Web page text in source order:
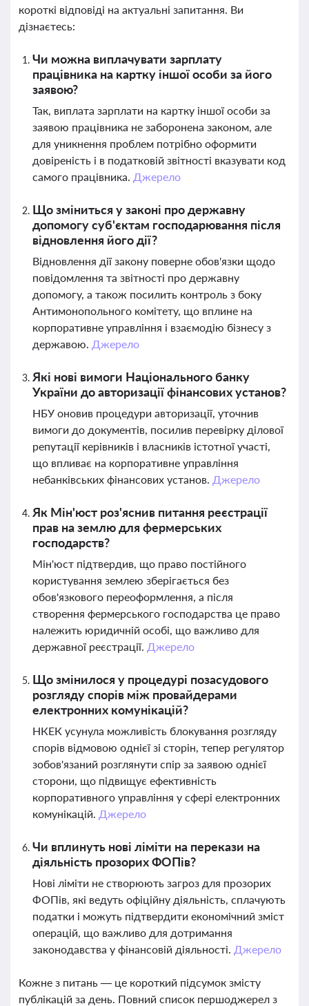
короткі відповіді на актуальні запитання. Ви
дізнаєтесь:
Чи можна виплачувати зарплату
працівника на картку іншої особи за його
заявою?
Так, виплата зарплати на картку іншої особи за
заявою працівника не заборонена законом, але
для уникнення проблем потрібно оформити
довіреність і в податковій звітності вказувати код
самого працівника. Джерело
Що зміниться у законі про державну
допомогу суб'єктам господарювання після
відновлення його дії?
Відновлення дії закону поверне обов'язки щодо
повідомлення та звітності про державну
допомогу, а також посилить контроль з боку
Антимонопольного комітету, що вплине на
корпоративне управління і взаємодію бізнесу з
державою. Джерело
Які нові вимоги Національного банку
України до авторизації фінансових установ?
НБУ оновив процедури авторизації, уточнив
вимоги до документів, посилив перевірку ділової
репутації керівників і власників істотної участі,
що впливає на корпоративне управління
небанківських фінансових установ. Джерело
Як Мін'юст роз'яснив питання реєстрації
прав на землю для фермерських
господарств?
Мін'юст підтвердив, що право постійного
користування землею зберігається без
обов'язкового переоформлення, а після
створення фермерського господарства це право
належить юридичній особі, що важливо для
державної реєстрації. Джерело
Що змінилося у процедурі позасудового
розгляду спорів між провайдерами
електронних комунікацій?
НКЕК усунула можливість блокування розгляду
спорів відмовою однієї зі сторін, тепер регулятор
зобов'язаний розглянути спір за заявою однієї
сторони, що підвищує ефективність
корпоративного управління у сфері електронних
комунікацій. Джерело
Чи вплинуть нові ліміти на перекази на
діяльність прозорих ФОПів?
Нові ліміти не створюють загроз для прозорих
ФОПів, які ведуть офіційну діяльність, сплачують
податки і можуть підтвердити економічний зміст
операцій, що важливо для дотримання
законодавства у фінансовій діяльності. Джерело
Кожне з питань — це короткий підсумок змісту
публікацій за день. Повний список першоджерел з